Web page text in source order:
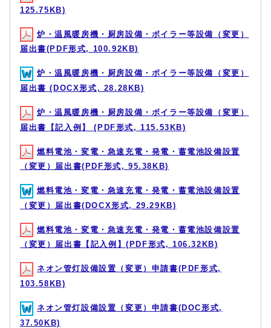
125.75KB)
炉・温風暖房機・厨房設備・ボイラー等設備（変更）
届出書(PDF形式, 100.92KB)
炉・温風暖房機・厨房設備・ボイラー等設備（変更）
届出書 (DOCX形式, 28.28KB)
炉・温風暖房機・厨房設備・ボイラー等設備（変更）
届出書【記入例】 (PDF形式, 115.53KB)
燃料電池・変電・急速充電・発電・蓄電池設備設置
（変更）届出書(PDF形式, 95.38KB)
燃料電池・変電・急速充電・発電・蓄電池設備設置
（変更）届出書(DOCX形式, 29.29KB)
燃料電池・変電・急速充電・発電・蓄電池設備設置
（変更）届出書【記入例】(PDF形式, 106.32KB)
ネオン管灯設備設置（変更）申請書(PDF形式,
103.58KB)
ネオン管灯設備設置（変更）申請書(DOC形式,
37.50KB)